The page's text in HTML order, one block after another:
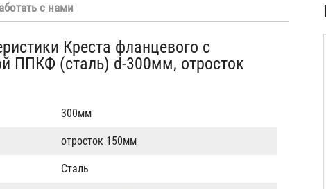
с нами
Креста фланцевого с
ППКФ (сталь) d-300мм, отросток
300мм
отросток 150мм
Сталь